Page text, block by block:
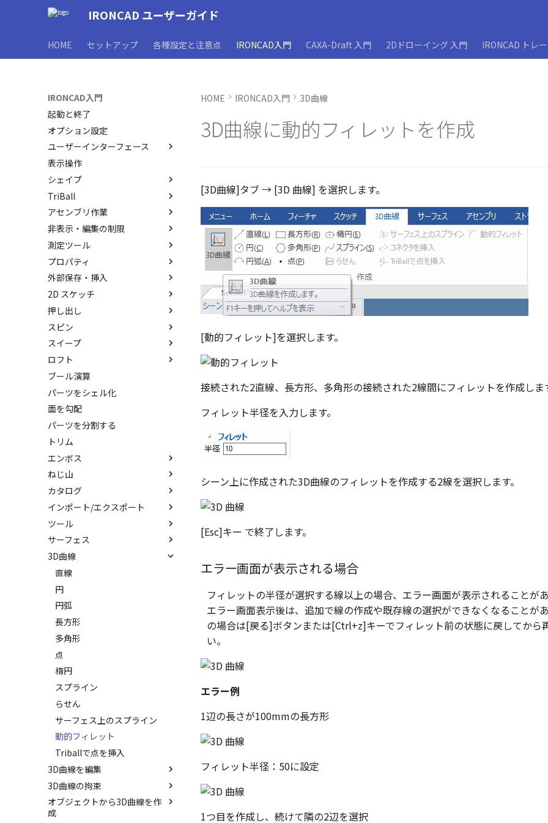
IRONCAD ユーザーガイド
HOME セットアップ 各種設定と注意点 IRONCAD入門 CAXA-Draft 入門 2Dドローイング 入門 IRONCAD トレ
IRONCAD入門
起動と終了
オプション設定
ユーザーインターフェース
ユーザーインターフェースと各
部名称
インターフェースのカスタマイ
ズ
表示操作
シェイプ
IRONCAD で扱う要素
要素の選択方法
カタログからのドラッグ＆ドロ
ップによるモデリング
SmartSnap（スマートスナッ
プ）機能
IntelliShape のサイズ編集
カーネルの切り替え
ストラクチャパーツについて
アクティブに設定
内部リンク
要素の置き換え
TriBall
TriBallとは
起動と解除
軸ハンドル（直線移動）
平面ハンドル（面移動）
中心ハンドル（点移動）
向きハンドル（向きの変更）
回転
リンクコピーについて
パターン（配列）について
TriBallのみ移動モード
練習問題 1
練習問題 2
アセンブリ作業
アセンブリの作成と解除
アセンブリ構造の変更
アセンブリフィーチャ 押し出
しカット
アセンブリフィーチャ 穴
非表示・編集の制限
概要
非表示
抑制[非表示]
ゴーストパーツに設定
その他の機能
測定ツール
SmartDimension
その他の測定ツール
Triball 機能で寸法作成
プロパティ
パーツ プロパティ
アセンブリ プロパティ
既定のプロパティ項目の活用
カスタムプロパティ
外部保存・挿入
外部保存
挿入
2D スケッチ
2Dシェイプ
作図
編集
移動/コピー
回転
サイズ変更
オフセット
ミラー
直線配列/円形配列
フィレット
延長
分割
トリム
重複を削除
隙間を検索
DWG/DXF のインポート
拘束
表示
押し出し
押し出し
押し出しウィザード
簡単押し出し
選択した面を押し出し
スピン
スピン
スピンウィザード
簡単スピン
スイープ
スイープ
スイープウィザード
簡単スイープ
ロフト
ロフト
ロフトウィザード
簡単ロフト
ガイドラインを使用したロフト
ブール演算
パーツをシェル化
面を勾配
パーツを分割する
トリム
エンボス
エンボス
ラップエンボス
ねじ山
ねじ山
略図ねじ山
カタログ
カタログ
カタログセット
パーツの入れ替え
ProActiveBOM
カタログの右クリックメニュー
インポート/エクスポート
インポート
エクスポート
ツール
配置拘束
拘束関係の表示
親に固定
メカニズムモード
干渉チェック
解析
√aエラーチェック
隙間チェック
再生成
表示を再作成
抑制[非表示]
ゴーストパーツに設定
シェイプを合体
面を IntelliShape に変換
ソリッドに変換
グループ化
アンカーを移動
サイズボックスをリセット
サーフェス
サーフェスを作成
スピン サーフェス
スイープ サーフェス
ロフト サーフェス
ルールド サーフェス
面からサーフェスを作成
メッシュサーフェス
面間フィレット
凝固
縫合
パッチ
3D曲線
直線
円
円弧
長方形
多角形
点
楕円
スプライン
らせん
サーフェス上のスプライン
動的フィレット
Triballで点を挿入
3D曲線を編集
トリム
移動
フィレット/面取り
3D曲線の拘束
3D曲線に寸法を指定
3D曲線に拘束を設定
オブジェクトから3D曲線を作
成
HOME IRONCAD入門 3D曲線
3D曲線に動的フィレットを作成
[3D曲線]タブ → [3D 曲線] を選択します。
[動的フィレット]を選択します。
接続された2直線、長方形、多角形の接続された2線間にフィレットを作成しま
フィレット半径を入力します。
シーン上に作成された3D曲線のフィレットを作成する2線を選択します。
[Esc]キー で終了します。
エラー画面が表示される場合
フィレットの半径が選択する線以上の場合、エラー画面が表示されることが
エラー画面表示後は、追加で線の作成や既存線の選択ができなくなることが
の場合は[戻る]ボタンまたは[Ctrl+z]キーでフィレット前の状態に戻してから
い。
エラー例
1辺の長さが100mmの長方形
フィレット半径：50に設定
1つ目を作成し、続けて隣の2辺を選択